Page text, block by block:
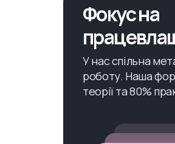
Фокус на
У нас спільна
роботу. Наша
теорії та 80%